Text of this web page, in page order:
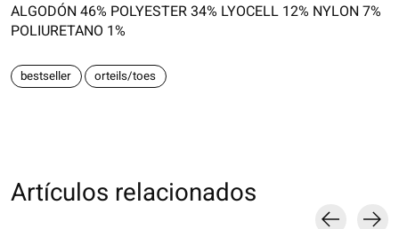
ALGODÓN 46% POLYESTER 34% LYOCELL 12% NYLON 7%
POLIURETANO 1%
bestseller orteils/toes
Artículos relacionados